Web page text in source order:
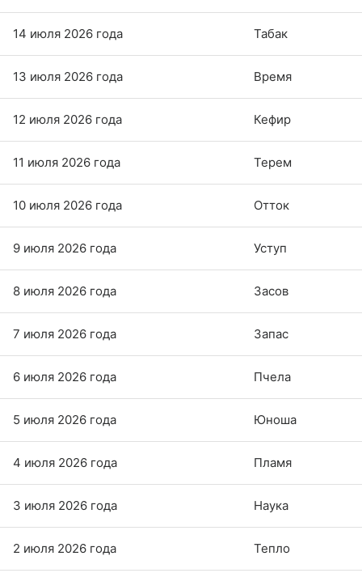
14 июля 2026 года Табак
13 июля 2026 года Время
12 июля 2026 года Кефир
11 июля 2026 года Терем
10 июля 2026 года Отток
9 июля 2026 года Уступ
8 июля 2026 года Засов
7 июля 2026 года Запас
6 июля 2026 года Пчела
5 июля 2026 года Юноша
4 июля 2026 года Пламя
3 июля 2026 года Наука
2 июля 2026 года Тепло